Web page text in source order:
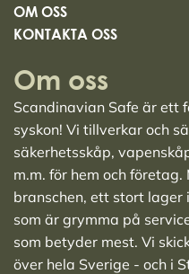
OM OSS
KONTAKTA OSS
Om oss
Scandinavian Safe är ett
syskon! Vi tillverkar och
säkerhetsskåp,
m.m. för hem och
branschen, ett stort lager
som är grymma på
som betyder mest. Vi
över hela Sverige - och i